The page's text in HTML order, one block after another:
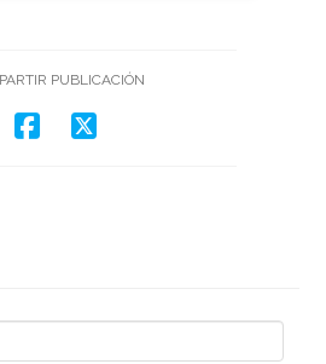
PUBLICACIÓN